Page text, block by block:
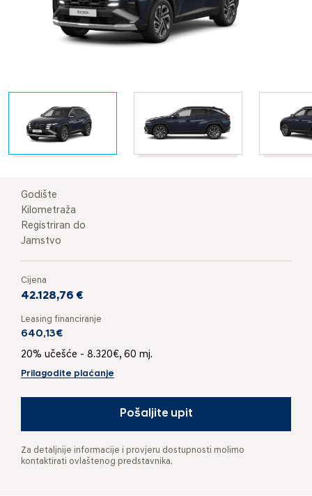
Godište
Kilometraža
Registriran do
Jamstvo
Cijena
42.128,76 €
Leasing financiranje
640,13€
20% učešće - 8.320€, 60 mj.
Prilagodite plaćanje
Pošaljite upit
Za detaljnije informacije i provjeru dostupnosti molimo
kontaktirati ovlaštenog predstavnika.